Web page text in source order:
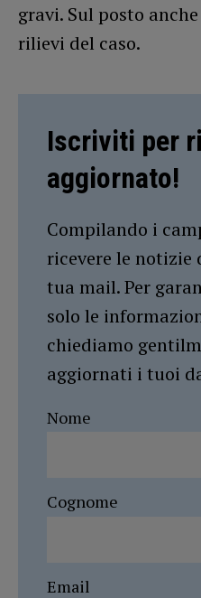
gravi. Sul posto
rilievi del caso.
Iscriviti per
aggiornato!
Compilando i
ricevere le
tua mail. Per
solo le
chiediamo
aggiornati i tuoi
Nome
Cognome
Email